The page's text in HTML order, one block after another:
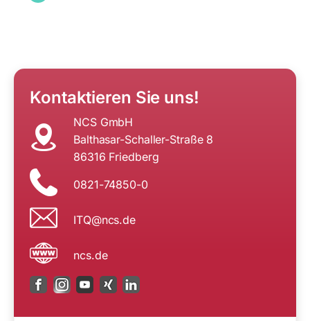
Kontaktieren Sie uns!
NCS GmbH
Balthasar-Schaller-Straße 8
86316 Friedberg
0821-74850-0
ed.sc
n@QTI
ncs.de